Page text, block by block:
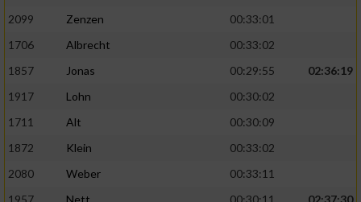
2099
Zenzen
00:33:01
1706
Albrecht
00:33:02
1857
Jonas 00:29:55
02:36:19
1917
Lohn
00:30:02
1711
Alt
00:30:09
1872
Klein
00:33:02
2080
Weber
00:33:11
Geräte anhand von aktiv angeforderten
Notwendig